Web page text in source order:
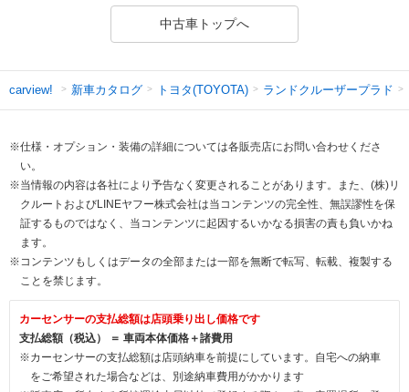
中古車トップへ
carview! 新車カタログ トヨタ(TOYOTA) ランドクルーザープラド
※仕様・オプション・装備の詳細については各販売店にお問い合わせくださ
い。
※当情報の内容は各社により予告なく変更されることがあります。また、(株)リ
クルートおよびLINEヤフー株式会社は当コンテンツの完全性、無誤謬性を保
証するものではなく、当コンテンツに起因するいかなる損害の責も負いかね
ます。
※コンテンツもしくはデータの全部または一部を無断で転写、転載、複製する
ことを禁じます。
カーセンサーの支払総額は店頭乗り出し価格です
支払総額（税込） ＝ 車両本体価格＋諸費用
※カーセンサーの支払総額は店頭納車を前提にしています。自宅への納車
をご希望された場合などは、別途納車費用がかかります